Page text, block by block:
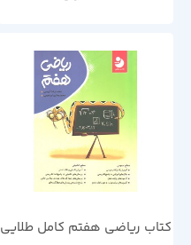
کتاب ریاضی هفتم کامل طلایی